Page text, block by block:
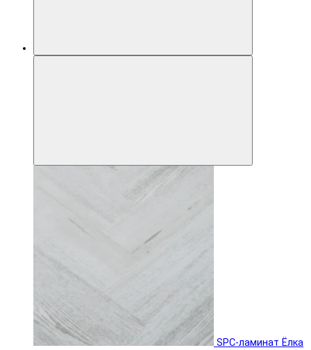
SPC-ламинат Ëлка